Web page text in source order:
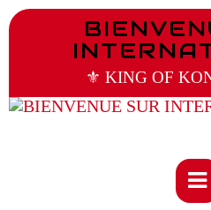
⚜️ KING OF